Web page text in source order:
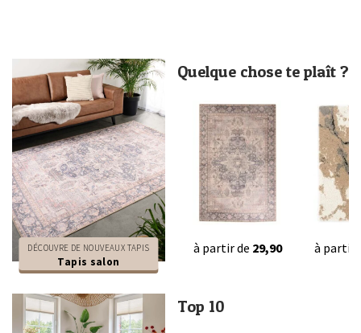
DÉCOUVRE DE NOUVEAUX TAPIS
Tapis salon
Quelque chose te plaît ?
à partir de 29,90 à partir
Top 10